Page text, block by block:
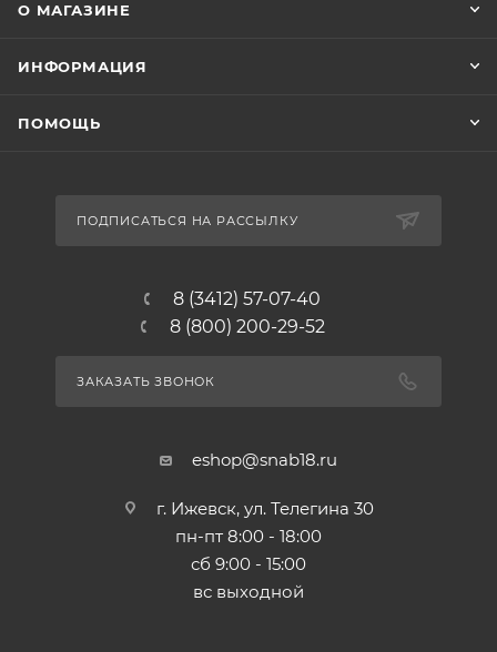
О МАГАЗИНЕ
ИНФОРМАЦИЯ
ПОМОЩЬ
ПОДПИСАТЬСЯ НА РАССЫЛКУ
8 (3412) 57-07-40
8 (800) 200-29-52
ЗАКАЗАТЬ ЗВОНОК
eshop@snab18.ru
г. Ижевск, ул. Телегина 30
пн-пт 8:00 - 18:00
сб 9:00 - 15:00
вс выходной